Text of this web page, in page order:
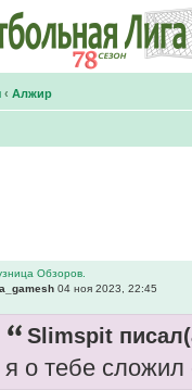
‹ Алжир
Обзоров.
04 ноя 2023, 22:45
Slimspit
я о тебе сложил